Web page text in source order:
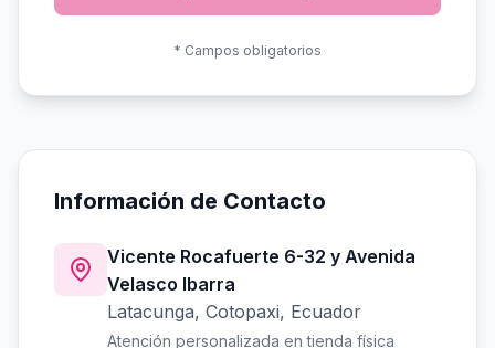
* Campos obligatorios
Información de Contacto
Vicente Rocafuerte 6-32 y Avenida
Velasco Ibarra
Latacunga, Cotopaxi, Ecuador
Atención personalizada en tienda física